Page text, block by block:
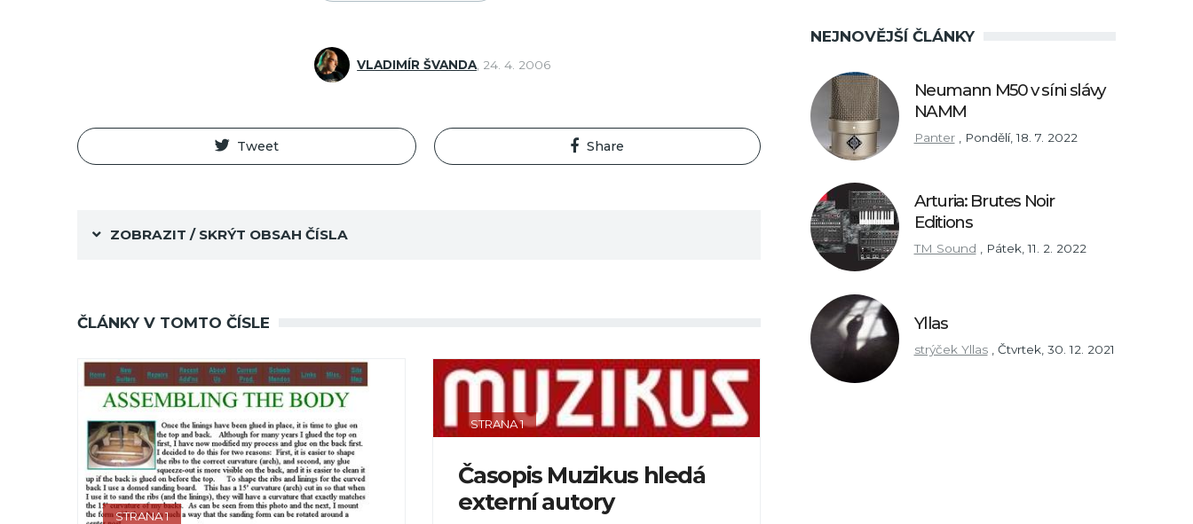
VLADIMÍR ŠVANDA, 24. 4. 2006
Tweet Share
ZOBRAZIT / SKRÝT OBSAH ČÍSLA
ČLÁNKY V TOMTO ČÍSLE
STRANA 1
STRANA 1
Časopis Muzikus hledá
externí autory
NEJNOVĚJŠÍ ČLÁNKY
Neumann M50 v síni slávy
NAMM
Panter Pondělí, 18. 7. 2022
Arturia: Brutes Noir
Editions
TM Sound , Pátek, 11. 2. 2022
Yllas
strýček Yllas Čtvrtek, 30. 12. 2021